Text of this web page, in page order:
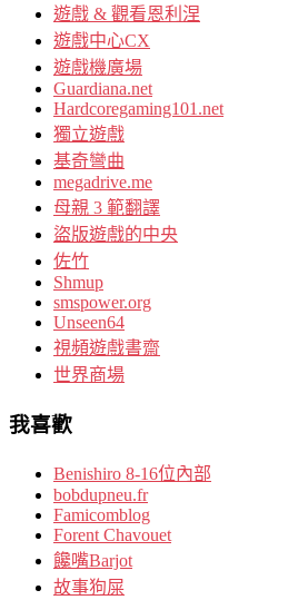
遊戲 & 觀看恩利涅
遊戲中心CX
遊戲機廣場
Guardiana.net
Hardcoregaming101.net
獨立遊戲
基奇彎曲
megadrive.me
母親 3 範翻譯
盜版遊戲的中央
佐竹
Shmup
smspower.org
Unseen64
視頻遊戲書齋
世界商場
我喜歡
Benishiro 8-16位內部
bobdupneu.fr
Famicomblog
Forent Chavouet
饞嘴Barjot
故事狗屎